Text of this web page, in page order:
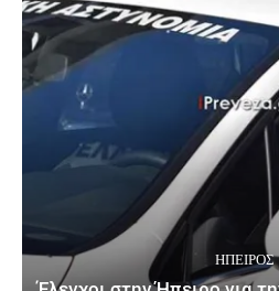
ΉΠΕΙΡΟΣ